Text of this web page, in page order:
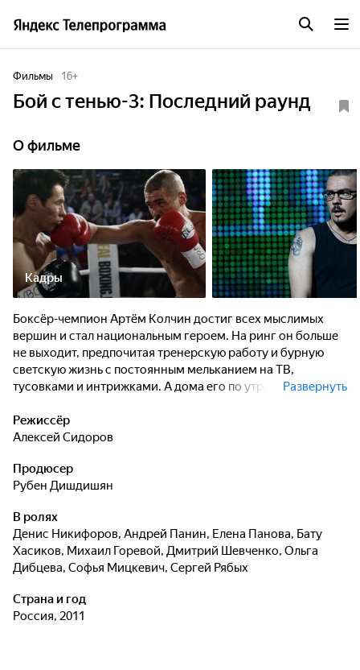
Фильмы 16+
Бой с тенью-3: Последний раунд
О фильме
Кадры
Боксёр-чемпион Артём Колчин достиг всех мыслимых
вершин и стал национальным героем. На ринг он больше
не выходит, предпочитая тренерскую работу и бурную
светскую жизнь с постоянным мельканием на ТВ,
тусовками и интрижками. А дома его по утрам встречают
Артёма, которого она когда-то полюбила... Внешне
благополучному существованию Колчина приходит
знаменитый Куэрте. Артём подозревает, что тот
использует некую запрещенную технику. За
где его ждёт старый знакомый Вагит Валиев: он знает о
Куэрте то, чего не знает больше ни один человек. Чтобы
победить, Артёму придется снова выйти на ринг.
Развернуть
Режиссёр
Алексей Сидоров
Продюсер
Рубен Дишдишян
В ролях
Денис Никифоров, Андрей Панин, Елена Панова, Бату
Хасиков, Михаил Горевой, Дмитрий Шевченко, Ольга
Дибцева, Софья Мицкевич, Сергей Рябых
Страна и год
Россия, 2011